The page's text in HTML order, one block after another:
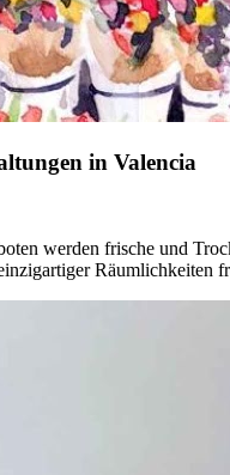
in Valencia
werden frische und
Räumlichkeiten